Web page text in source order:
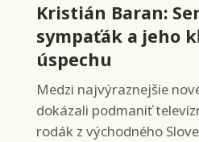
Kristián Baran:
sympaťák a jeho
úspechu
Medzi najvýraznejšie
dokázali podmaniť
rodák z východného